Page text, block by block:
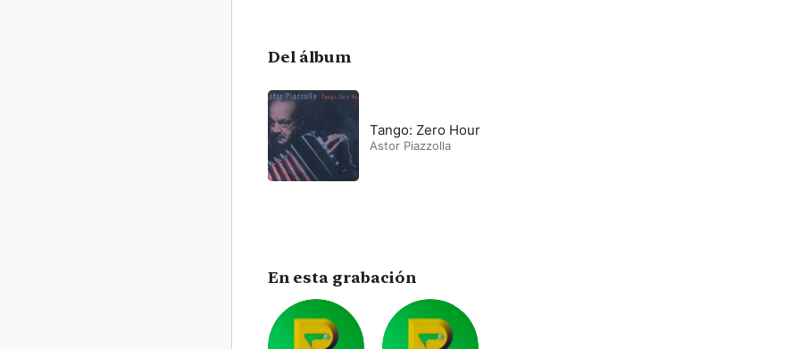
Del álbum
Tango: Zero Hour
Astor Piazzolla
En esta grabación